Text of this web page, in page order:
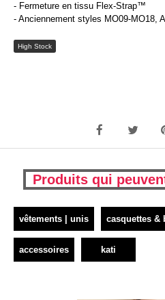
- Fermeture en tissu Flex-Strap™
- Anciennement styles MO09-MO18,
High Stock
Produits qui
vêtements | unis casquettes &
accessoires kati